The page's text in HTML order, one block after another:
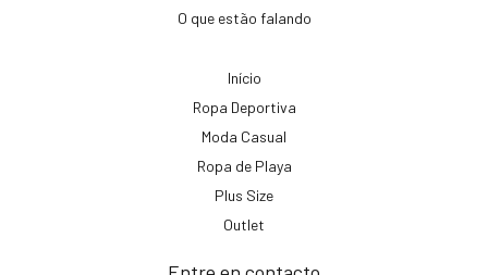
O que estão falando
Início
Ropa Deportiva
Moda Casual
Ropa de Playa
Plus Size
Outlet